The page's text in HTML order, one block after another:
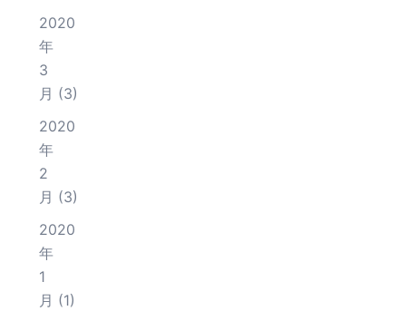
2020
年
3
月 (3)
2020
年
2
月 (3)
2020
年
1
月 (1)